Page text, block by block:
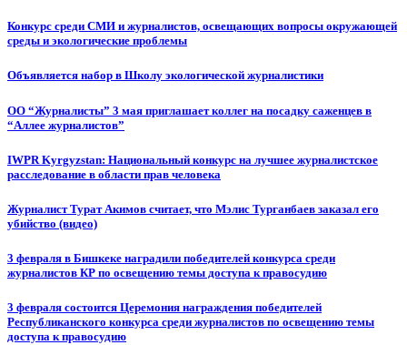
Конкурс среди СМИ и журналистов, освещающих вопросы окружающей
среды и экологические проблемы
Объявляется набор в Школу экологической журналистики
ОО “Журналисты” 3 мая приглашает коллег на посадку саженцев в
“Аллее журналистов”
IWPR Kyrgyzstan: Национальный конкурс на лучшее журналистское
расследование в области прав человека
Журналист Турат Акимов считает, что Мэлис Турганбаев заказал его
убийство (видео)
3 февраля в Бишкеке наградили победителей конкурса среди
журналистов КР по освещению темы доступа к правосудию
3 февраля состоится Церемония награждения победителей
Республиканского конкурса среди журналистов по освещению темы
доступа к правосудию